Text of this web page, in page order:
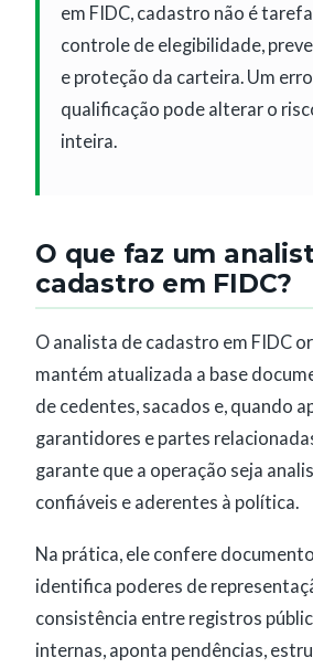
em FIDC, cadastro não é
controle de elegibilidade,
e proteção da carteira. Um
qualificação pode alterar o
inteira.
O que faz um
cadastro em FIDC?
O analista de cadastro em FIDC
mantém atualizada a base
de cedentes, sacados e, quando
garantidores e partes
garante que a operação seja
confiáveis e aderentes à política.
Na prática, ele confere
identifica poderes de
consistência entre registros
internas, aponta pendências,